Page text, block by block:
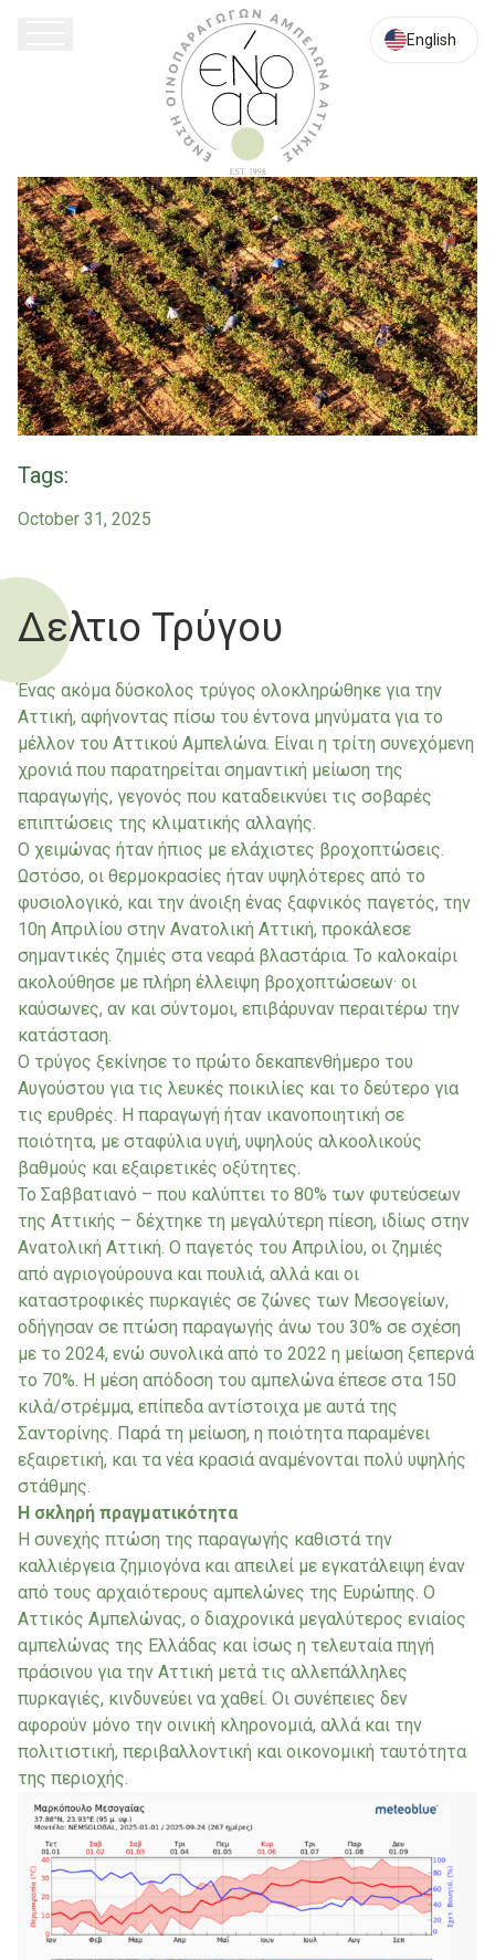
English
October 31, 2025
Δελτιο Τρύγου
Ένας ακόμα δύσκολος τρύγος ολοκληρώθηκε για την
Αττική, αφήνοντας πίσω του έντονα μηνύματα για το
μέλλον του Αττικού Αμπελώνα. Είναι η τρίτη συνεχόμενη
χρονιά που παρατηρείται σημαντική μείωση της
παραγωγής, γεγονός που καταδεικνύει τις σοβαρές
επιπτώσεις της κλιματικής αλλαγής.
Ο χειμώνας ήταν ήπιος με ελάχιστες βροχοπτώσεις.
Ωστόσο, οι θερμοκρασίες ήταν υψηλότερες από το
φυσιολογικό, και την άνοιξη ένας ξαφνικός παγετός, την
10η Απριλίου στην Ανατολική Αττική, προκάλεσε
σημαντικές ζημιές στα νεαρά βλαστάρια. Το καλοκαίρι
ακολούθησε με πλήρη έλλειψη βροχοπτώσεων· οι
καύσωνες, αν και σύντομοι, επιβάρυναν περαιτέρω την
κατάσταση.
Ο τρύγος ξεκίνησε το πρώτο δεκαπενθήμερο του
Αυγούστου για τις λευκές ποικιλίες και το δεύτερο για
τις ερυθρές. Η παραγωγή ήταν ικανοποιητική σε
ποιότητα, με σταφύλια υγιή, υψηλούς αλκοολικούς
βαθμούς και εξαιρετικές οξύτητες.
Το Σαββατιανό – που καλύπτει το 80% των φυτεύσεων
της Αττικής – δέχτηκε τη μεγαλύτερη πίεση, ιδίως στην
Ανατολική Αττική. Ο παγετός του Απριλίου, οι ζημιές
από αγριογούρουνα και πουλιά, αλλά και οι
καταστροφικές πυρκαγιές σε ζώνες των Μεσογείων,
οδήγησαν σε πτώση παραγωγής άνω του 30% σε σχέση
με το 2024, ενώ συνολικά από το 2022 η μείωση ξεπερνά
το 70%. Η μέση απόδοση του αμπελώνα έπεσε στα 150
κιλά/στρέμμα, επίπεδα αντίστοιχα με αυτά της
Σαντορίνης. Παρά τη μείωση, η ποιότητα παραμένει
εξαιρετική, και τα νέα κρασιά αναμένονται πολύ υψηλής
στάθμης.
Η σκληρή πραγματικότητα
Η συνεχής πτώση της παραγωγής καθιστά την
καλλιέργεια ζημιογόνα και απειλεί με εγκατάλειψη έναν
από τους αρχαιότερους αμπελώνες της Ευρώπης. Ο
Αττικός Αμπελώνας, ο διαχρονικά μεγαλύτερος ενιαίος
αμπελώνας της Ελλάδας και ίσως η τελευταία πηγή
πράσινου για την Αττική μετά τις αλλεπάλληλες
πυρκαγιές, κινδυνεύει να χαθεί. Οι συνέπειες δεν
αφορούν μόνο την οινική κληρονομιά, αλλά και την
πολιτιστική, περιβαλλοντική και οικονομική ταυτότητα
της περιοχής.
Tags: